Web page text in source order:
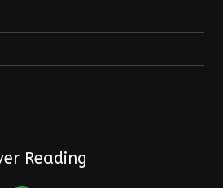
Reading